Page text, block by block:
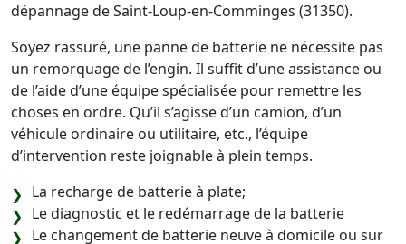
dépannage de Saint-Loup-en-Comminges (31350).
Soyez rassuré, une panne de batterie ne nécessite pas
un remorquage de l’engin. Il suffit d’une assistance ou
de l’aide d’une équipe spécialisée pour remettre les
choses en ordre. Qu’il s’agisse d’un camion, d’un
véhicule ordinaire ou utilitaire, etc., l’équipe
d’intervention reste joignable à plein temps.
La recharge de batterie à plate;
Le diagnostic et le redémarrage de la batterie
Le changement de batterie neuve à domicile ou sur